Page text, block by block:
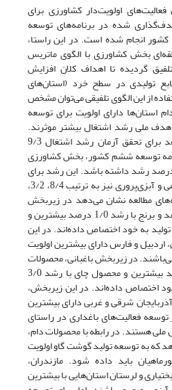
اولویت‌دار کشاورزی برای
شده در برنامه‌های توسعه
انجام شده است. در این راستا،
بخش کشاورزی با الگوی ماتریس
گردیده تا اهداف کلان افزایش
تولیدی در سطح خرد (استان‌های
از این الگوی تلفیقی می‌توان مشخص
استان‌ها دارای اولویت برای توسعه
ملی رشد اشتغال بیشتر موثرند.
نتایج این مطالعه نشان می‌دهد برای تحقق آرمان رشد اشتغال 9/3
توسعه ششم کشور، بخش کشاورزی
باید سالانه معادل 4/4 درصد رشد داشته باشد. این رشد برای
زیربخش‌های زراعی، باغی، دامی و آبزی‌پروری نیز به ترتیب 8/4، 3/2،
مطالعه نشان می‌دهد در زیربخش
زراعی، گندم با رشد 3/8 درصد و برنج با رشد 1/0 درصد بیشترین و
به خود اختصاص داده‌اند. در این
و فارس دارای بیشترین اولویت
در زیربخش باغبانی، محصولات
خانواده آلو با رشد 5/3 درصد بیشترین و محصول چای با رشد 3/0
اختصاص داده‌اند. در این زیربخش،
شرقی و غربی دارای بیشترین
فعالیت‌های باغداری در راستای
هستند. در رابطه با محصولات دام،
که به توسعه تولید گوشت گاو اولویت
باید داده شود. مازندران،
و لرستان استان‌هایی با بیشترین